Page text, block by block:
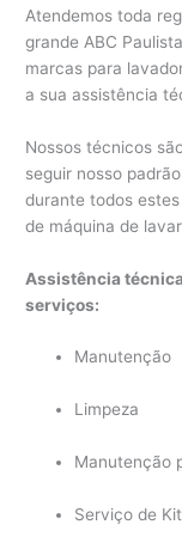
Atendemos toda
grande ABC
marcas para
a sua assistência
Nossos técnicos
seguir nosso
durante todos
de máquina de
Assistência
serviços:
Manutenção
Limpeza
Manutenção
Serviço de